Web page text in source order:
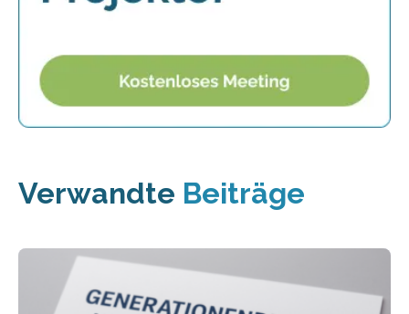
Verwandte Beiträge